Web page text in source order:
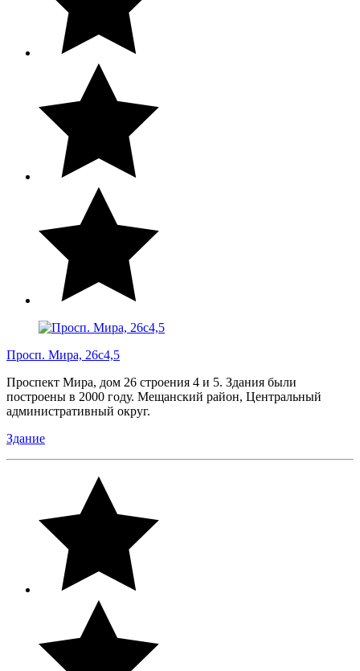
Просп. Мира, 26с4,5
Проспект Мира, дом 26 строения 4 и 5. Здания были
построены в 2000 году. Мещанский район, Центральный
административный округ.
Здание